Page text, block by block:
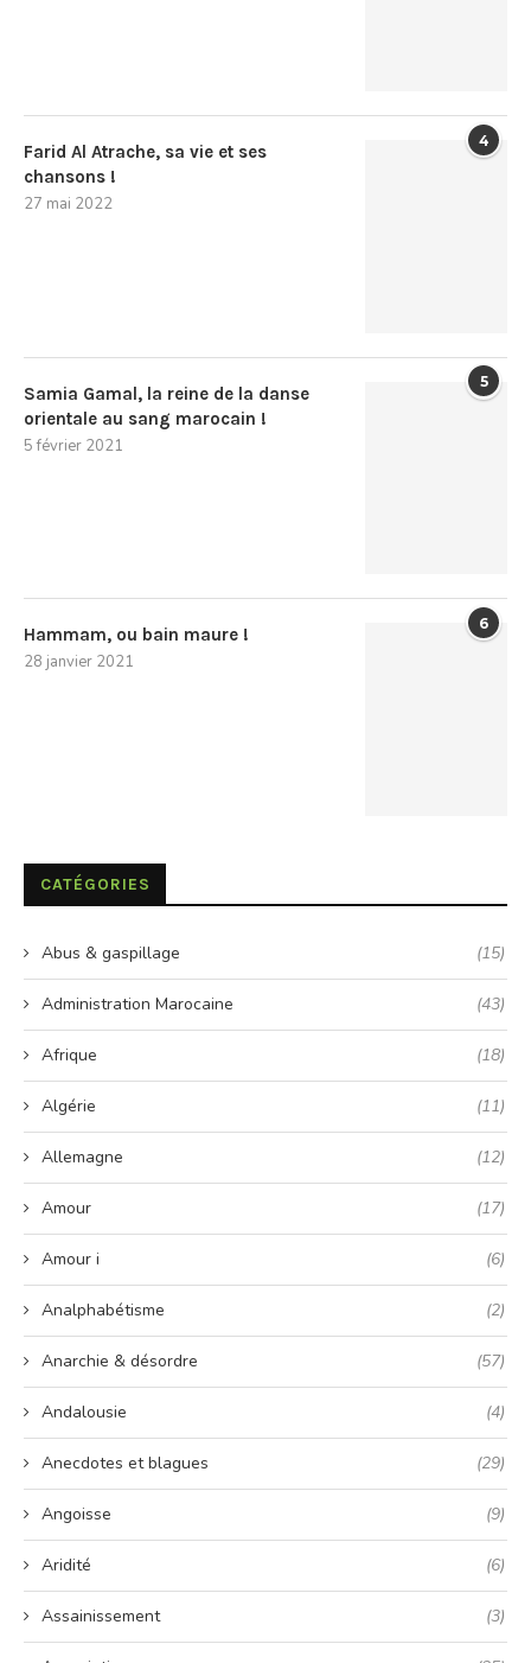
4
Farid Al Atrache, sa vie et ses
chansons !
27 mai 2022
5
Samia Gamal, la reine de la danse
orientale au sang marocain !
5 février 2021
6
Hammam, ou bain maure !
28 janvier 2021
CATÉGORIES
Abus & gaspillage (15)
Administration Marocaine (43)
Afrique (18)
Algérie (11)
Allemagne (12)
Amour (17)
Amour i (6)
Analphabétisme (2)
Anarchie & désordre (57)
Andalousie (4)
Anecdotes et blagues (29)
Angoisse (9)
Aridité (6)
Assainissement (3)